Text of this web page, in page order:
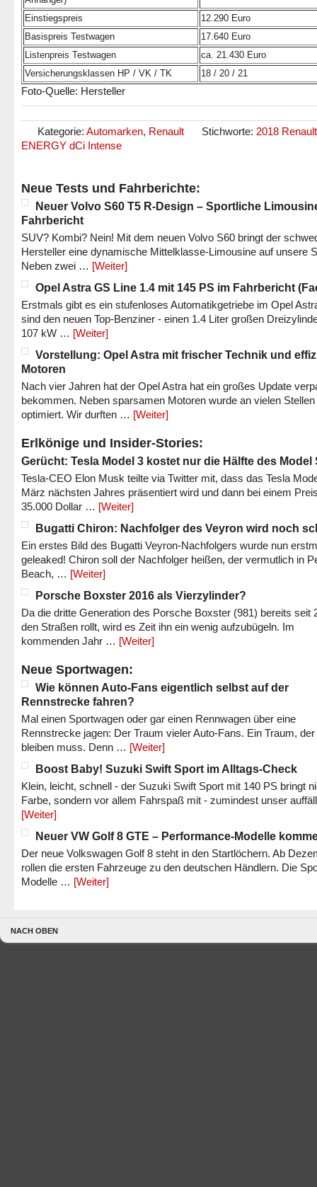
Einstiegspreis
12.290 Euro
Basispreis Testwagen
17.640 Euro
Listenpreis Testwagen
ca. 21.430 Euro
Versicherungsklassen HP / VK / TK
18 / 20 / 21
Foto-Quelle: Hersteller
Kategorie: Automarken, Renault Stichworte: 2018
ENERGY dCi Intense
Neue Tests und Fahrberichte:
Neuer Volvo S60 T5 R-Design – Sportliche
Fahrbericht
SUV? Kombi? Nein! Mit dem neuen Volvo S60 bringt der
Hersteller eine dynamische Mittelklasse-Limousine auf unsere
Neben zwei … [Weiter]
Opel Astra GS Line 1.4 mit 145 PS im Fahrbericht
Erstmals gibt es ein stufenloses Automatikgetriebe im Opel
sind den neuen Top-Benziner - einen 1.4 Liter großen
107 kW … [Weiter]
Vorstellung: Opel Astra mit frischer Technik und
Motoren
Nach vier Jahren hat der Opel Astra hat ein großes Update
bekommen. Neben sparsamen Motoren wurde an vielen Stellen
optimiert. Wir durften … [Weiter]
Erlkönige und Insider-Stories:
Gerücht: Tesla Model 3 kostet nur die Hälfte des Model
Tesla-CEO Elon Musk teilte via Twitter mit, dass das Tesla
März nächsten Jahres präsentiert wird und dann bei einem
35.000 Dollar … [Weiter]
Bugatti Chiron: Nachfolger des Veyron wird noch
Ein erstes Bild des Bugatti Veyron-Nachfolgers wurde nun
geleaked! Chiron soll der Nachfolger heißen, der vermutlich in
Beach, … [Weiter]
Porsche Boxster 2016 als Vierzylinder?
Da die dritte Generation des Porsche Boxster (981) bereits seit
den Straßen rollt, wird es Zeit ihn ein wenig aufzubügeln. Im
kommenden Jahr … [Weiter]
Neue Sportwagen:
Wie können Auto-Fans eigentlich selbst auf der
Rennstrecke fahren?
Mal einen Sportwagen oder gar einen Rennwagen über eine
Rennstrecke jagen: Der Traum vieler Auto-Fans. Ein Traum,
bleiben muss. Denn … [Weiter]
Boost Baby! Suzuki Swift Sport im Alltags-Check
Klein, leicht, schnell - der Suzuki Swift Sport mit 140 PS bringt
Farbe, sondern vor allem Fahrspaß mit - zumindest unser
[Weiter]
Neuer VW Golf 8 GTE – Performance-Modelle
Der neue Volkswagen Golf 8 steht in den Startlöchern. Ab
rollen die ersten Fahrzeuge zu den deutschen Händlern. Die
Modelle … [Weiter]
NACH OBEN